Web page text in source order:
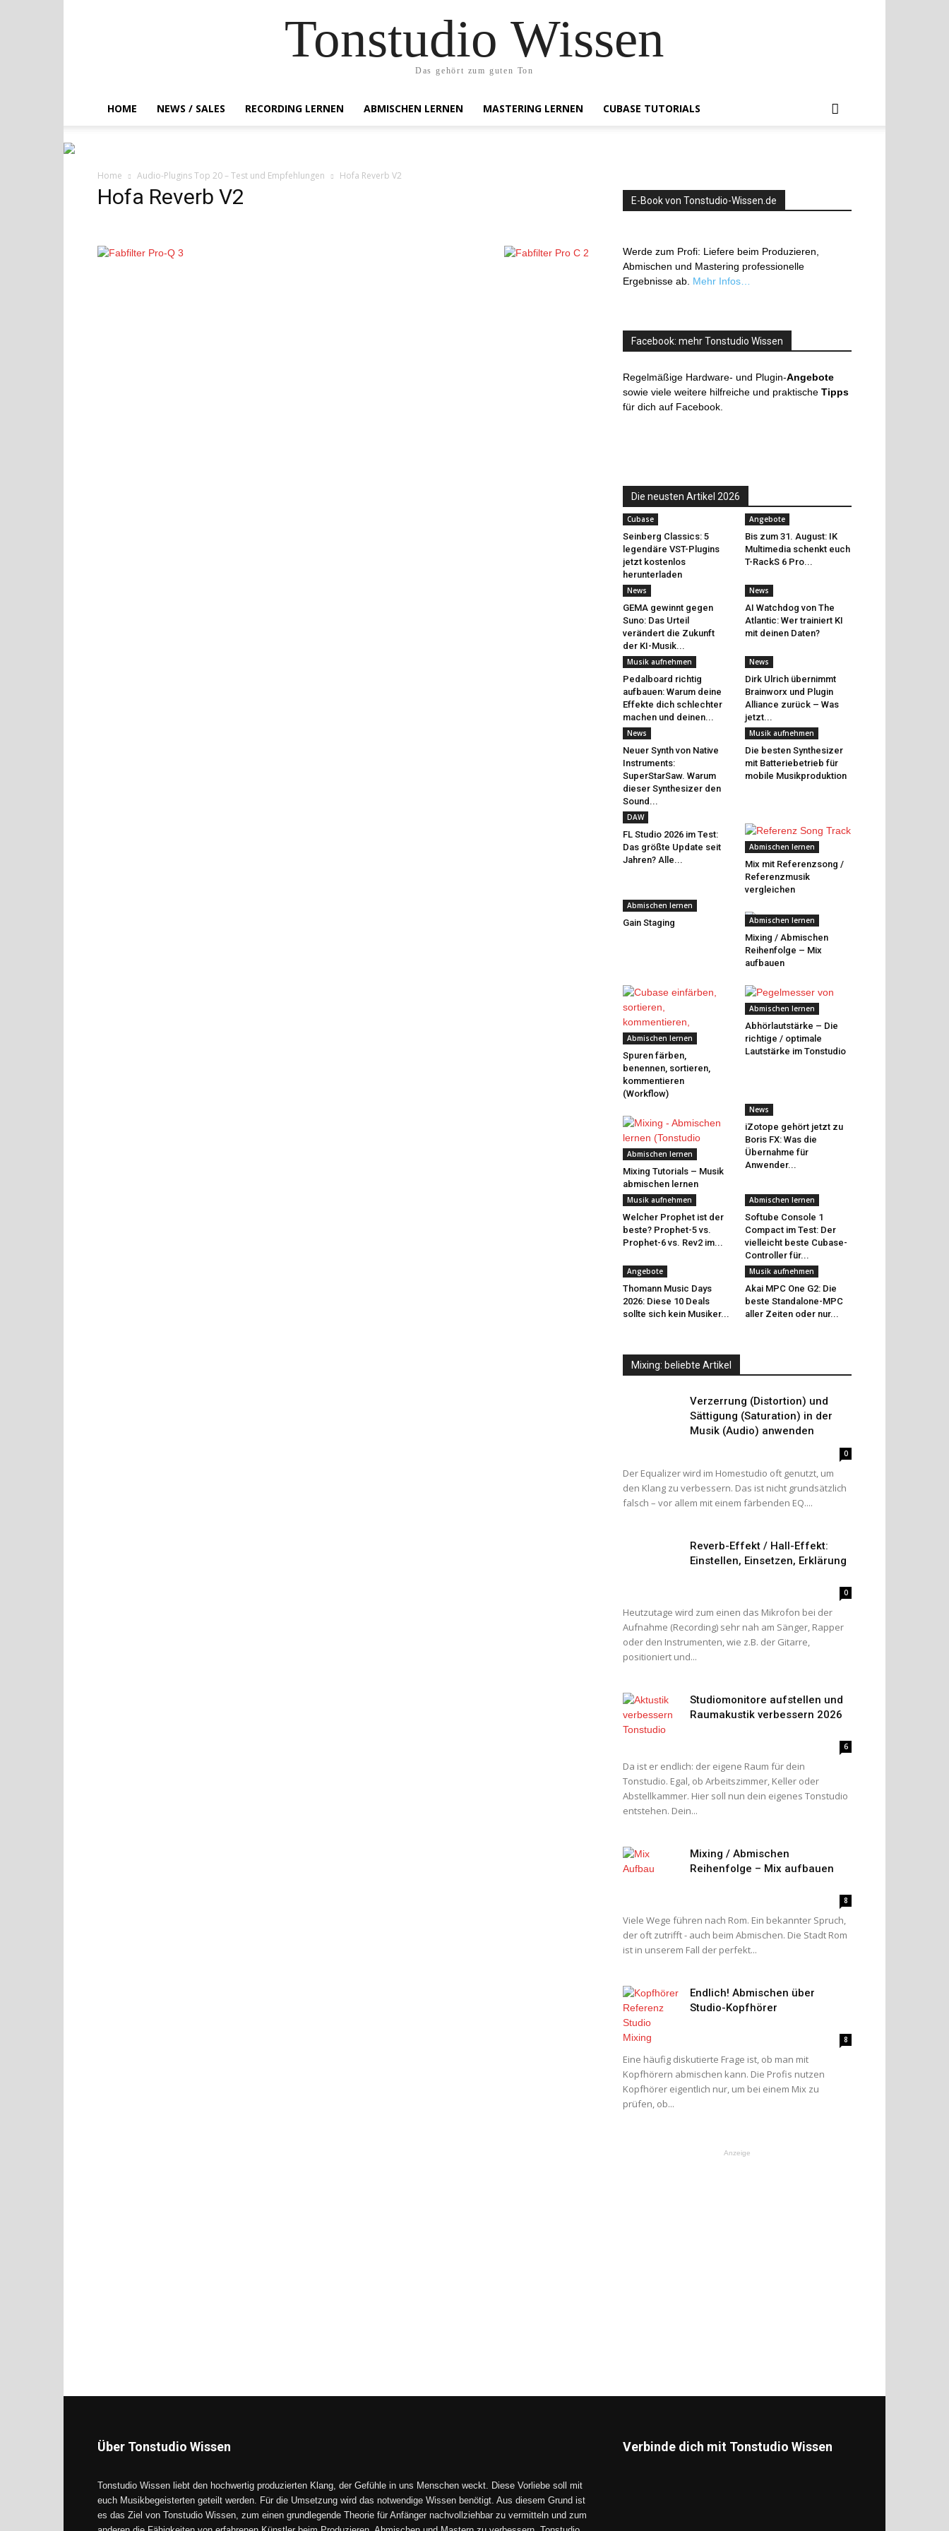
Tonstudio Wissen
Das gehört zum guten Ton
HOME NEWS / SALES RECORDING LERNEN ABMISCHEN LERNEN MASTERING LERNEN CUBASE TUTORIALS
Home Audio-Plugins Top 20 – Test und Empfehlungen Hofa Reverb V2
Hofa Reverb V2 E-Book von Tonstudio-Wissen.de
Werde zum Profi: Liefere beim Produzieren,
Abmischen und Mastering professionelle
Ergebnisse ab. Mehr Infos…
Facebook: mehr Tonstudio Wissen
Regelmäßige Hardware- und Plugin-Angebote
sowie viele weitere hilfreiche und praktische Tipps
für dich auf Facebook.
Die neusten Artikel 2026
Cubase
Seinberg Classics: 5
legendäre VST-Plugins
jetzt kostenlos
herunterladen
Angebote
Bis zum 31. August: IK
Multimedia schenkt euch
T-RackS 6 Pro...
News
GEMA gewinnt gegen
Suno: Das Urteil
verändert die Zukunft
der KI-Musik...
News
AI Watchdog von The
Atlantic: Wer trainiert KI
mit deinen Daten?
Musik aufnehmen
Pedalboard richtig
aufbauen: Warum deine
Effekte dich schlechter
machen und deinen...
News
Dirk Ulrich übernimmt
Brainworx und Plugin
Alliance zurück – Was
jetzt...
News
Neuer Synth von Native
Instruments:
SuperStarSaw. Warum
dieser Synthesizer den
Sound...
Musik aufnehmen
Die besten Synthesizer
mit Batteriebetrieb für
mobile Musikproduktion
DAW
FL Studio 2026 im Test:
Das größte Update seit
Jahren? Alle...
Abmischen lernen
Mix mit Referenzsong /
Referenzmusik
vergleichen
Abmischen lernen
Gain Staging Abmischen lernen
Mixing / Abmischen
Reihenfolge – Mix
aufbauen
Abmischen lernen
Spuren färben,
benennen, sortieren,
kommentieren
(Workflow)
Abmischen lernen
Abhörlautstärke – Die
richtige / optimale
Lautstärke im Tonstudio
Abmischen lernen
Mixing Tutorials – Musik
abmischen lernen
News
iZotope gehört jetzt zu
Boris FX: Was die
Übernahme für
Anwender...
Musik aufnehmen
Welcher Prophet ist der
beste? Prophet-5 vs.
Prophet-6 vs. Rev2 im...
Abmischen lernen
Softube Console 1
Compact im Test: Der
vielleicht beste Cubase-
Controller für...
Angebote
Thomann Music Days
2026: Diese 10 Deals
sollte sich kein Musiker...
Musik aufnehmen
Akai MPC One G2: Die
beste Standalone-MPC
aller Zeiten oder nur...
Mixing: beliebte Artikel
Verzerrung (Distortion) und
Sättigung (Saturation) in der
Musik (Audio) anwenden
0
Der Equalizer wird im Homestudio oft genutzt, um
den Klang zu verbessern. Das ist nicht grundsätzlich
falsch – vor allem mit einem färbenden EQ....
Reverb-Effekt / Hall-Effekt:
Einstellen, Einsetzen, Erklärung
0
Heutzutage wird zum einen das Mikrofon bei der
Aufnahme (Recording) sehr nah am Sänger, Rapper
oder den Instrumenten, wie z.B. der Gitarre,
positioniert und...
Studiomonitore aufstellen und
Raumakustik verbessern 2026
6
Da ist er endlich: der eigene Raum für dein
Tonstudio. Egal, ob Arbeitszimmer, Keller oder
Abstellkammer. Hier soll nun dein eigenes Tonstudio
entstehen. Dein...
Mixing / Abmischen
Reihenfolge – Mix aufbauen
8
Viele Wege führen nach Rom. Ein bekannter Spruch,
der oft zutrifft - auch beim Abmischen. Die Stadt Rom
ist in unserem Fall der perfekt...
Endlich! Abmischen über
Studio-Kopfhörer
8
Eine häufig diskutierte Frage ist, ob man mit
Kopfhörern abmischen kann. Die Profis nutzen
Kopfhörer eigentlich nur, um bei einem Mix zu
prüfen, ob...
Anzeige
Über Tonstudio Wissen
Tonstudio Wissen liebt den hochwertig produzierten Klang, der Gefühle in uns Menschen weckt. Diese Vorliebe soll mit
euch Musikbegeisterten geteilt werden. Für die Umsetzung wird das notwendige Wissen benötigt. Aus diesem Grund ist
es das Ziel von Tonstudio Wissen, zum einen grundlegende Theorie für Anfänger nachvollziehbar zu vermitteln und zum
Verbinde dich mit Tonstudio Wissen